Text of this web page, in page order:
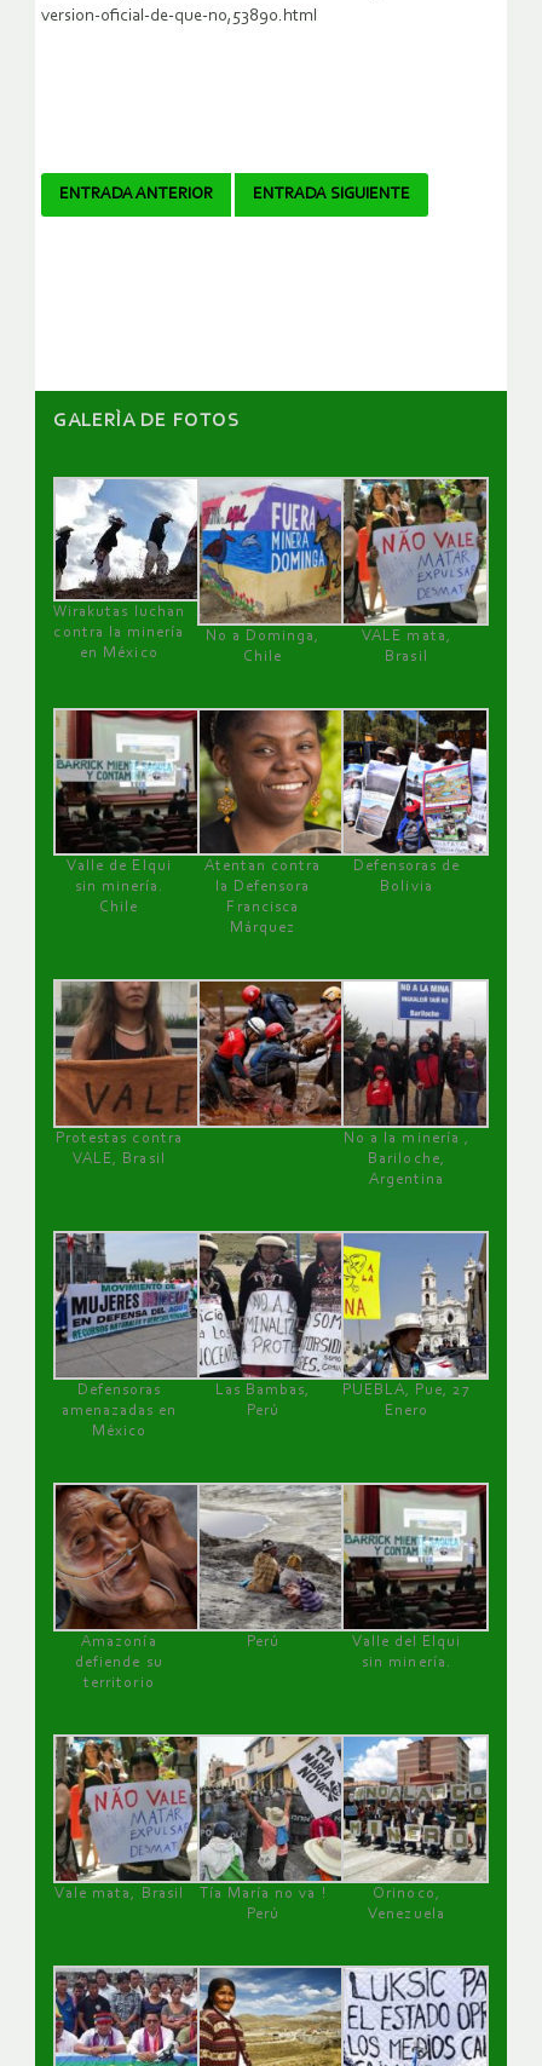
version-oficial-de-que-no,53890.html
Navegador
ENTRADA ANTERIOR ENTRADA SIGUIENTE
GALERÌA DE FOTOS
Wirakutas luchan
contra la minería
en México
No a Dominga,
Chile
VALE mata,
Brasil
Valle de Elqui
sin minería.
Chile
Atentan contra
la Defensora
Francisca
Márquez
Defensoras de
Bolivia
Protestas contra
VALE, Brasil
No a la minería ,
Bariloche,
Argentina
Defensoras
amenazadas en
México
Las Bambas,
Perú
PUEBLA, Pue, 27
Enero
Amazonía
defiende su
territorio
Perú
Valle del Elqui
sin minería.
Vale mata, Brasil
Tía María no va !
Perú
Orinoco,
Venezuela